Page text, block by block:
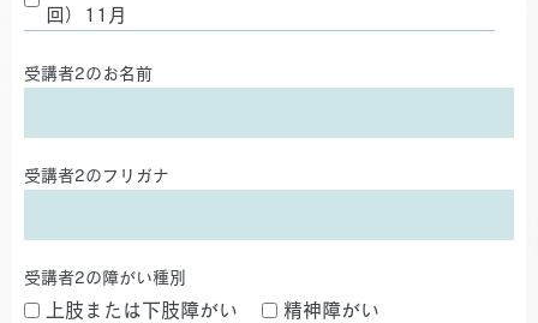
回）11月
受講者2のお名前
受講者2のフリガナ
受講者2の障がい種別
上肢または下肢障がい 精神障がい